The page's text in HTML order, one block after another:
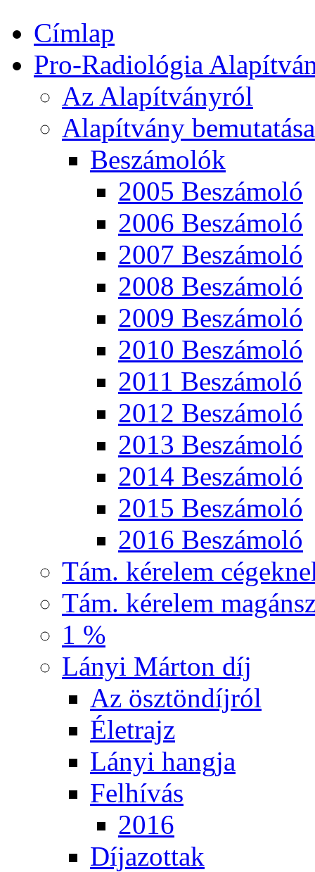
Címlap
Pro-Radiológia
Az Alapítványról
Alapítvány bemutatása
Beszámolók
2005 Beszámoló
2006 Beszámoló
2007 Beszámoló
2008 Beszámoló
2009 Beszámoló
2010 Beszámoló
2011 Beszámoló
2012 Beszámoló
2013 Beszámoló
2014 Beszámoló
2015 Beszámoló
2016 Beszámoló
Tám. kérelem
Tám. kérelem
1 %
Lányi Márton díj
Az ösztöndíjról
Életrajz
Lányi hangja
Felhívás
2016
Díjazottak